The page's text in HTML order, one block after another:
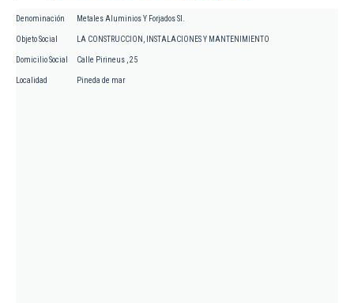
Denominación Metales Aluminios Y Forjados Sl.
Objeto Social LA CONSTRUCCION, INSTALACIONES Y MANTENIMIENTO
Domicilio Social Calle Pirineus , 25
Localidad Pineda de mar